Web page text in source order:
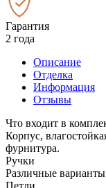
Гарантия
2 года
Описание
Отделка
Информация
Отзывы
Что входит в
Корпус,
фурнитура.
Ручки
Различные
Петли